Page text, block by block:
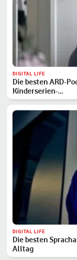
DIGITAL LIFE
Die besten ARD-
Kinderserien-…
DIGITAL LIFE
Die besten
Alltag